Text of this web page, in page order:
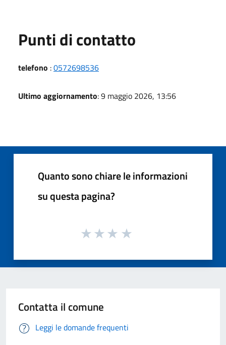
Punti di contatto
telefono :0572698536
Ultimo aggiornamento: 9 maggio 2026, 13:56
Quanto sono chiare le informazioni
su questa pagina?
Contatta il comune
Leggi le domande frequenti